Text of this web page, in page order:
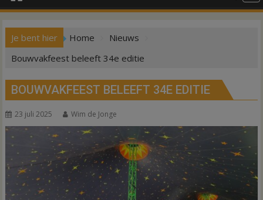
Je bent hier Home
Nieuws
Bouwvakfeest beleeft 34e editie
BOUWVAKFEEST BELEEFT 34E EDITIE
23 juli 2025 Wim de Jonge